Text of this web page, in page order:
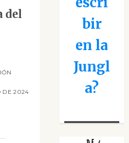
del
DE 2024
bir
en la
Jungl
a?